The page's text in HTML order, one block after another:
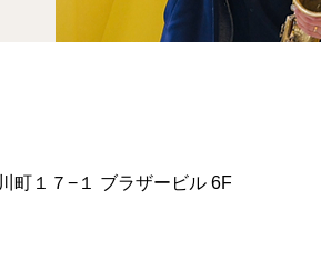
町１７−１ ブラザービル 6F